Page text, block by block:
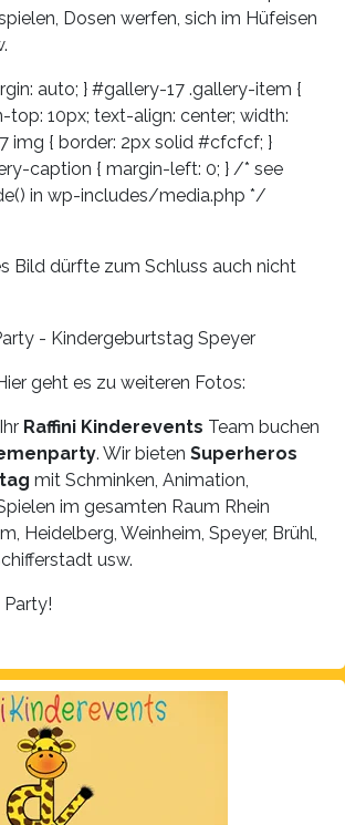
Dosen werfen, sich im Hüfeisen
auto; } #gallery-17 .gallery-item {
top: 10px; text-align: center; width:
img { border: 2px solid #cfcfcf; }
caption { margin-left: 0; } /* see
in wp-includes/media.php */
Bild dürfte zum Schluss auch nicht
geht es zu weiteren Fotos:
Raffini Kinderevents Team buchen
. Wir bieten Superheros
mit Schminken, Animation,
im gesamten Raum Rhein
Heidelberg, Weinheim, Speyer, Brühl,
usw.